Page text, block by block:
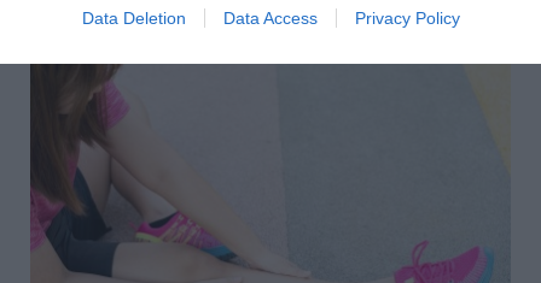
Data Deletion Data Access Privacy Policy
Grillezett halloumis cukkinis tésztasaláta